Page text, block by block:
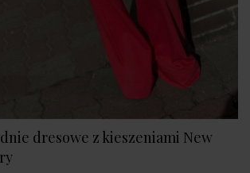
dresowe z kieszeniami New